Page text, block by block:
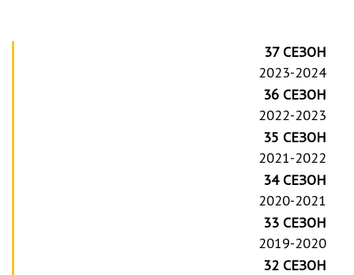
37 СЕЗОН
2023-2024
36 СЕЗОН
2022-2023
35 СЕЗОН
2021-2022
34 СЕЗОН
2020-2021
33 СЕЗОН
2019-2020
32 СЕЗОН